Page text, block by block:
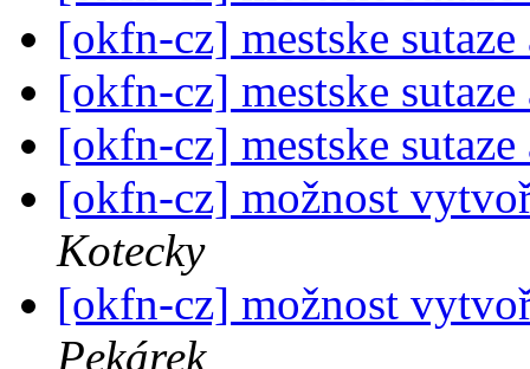
[okfn-cz] mestske
[okfn-cz] mestske
[okfn-cz] mestske
[okfn-cz] možnost
Kotecky
[okfn-cz] možnost
Pekárek